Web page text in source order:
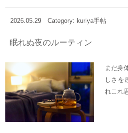
2026.05.29 Category: kuriya手帖
眠れぬ夜のルーティン
まだ身
しさを
れこれ